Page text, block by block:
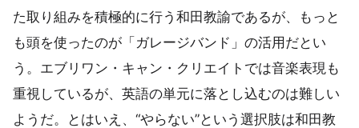
た取り組みを積極的に行う和田教諭であるが、もっと
も頭を使ったのが「ガレージバンド」の活用だとい
う。エブリワン・キャン・クリエイトでは音楽表現も
重視しているが、英語の単元に落とし込むのは難しい
ようだ。とはいえ、“やらない”という選択肢は和田教